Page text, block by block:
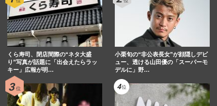
くら寿司、閉店間際の“ネタ大盛
り”写真が話題に「出会えたらラッ
キー」広報が明…
小栗旬の“非公表長女”が顔隠しデビ
ュー、透ける山田優の「スーパーモ
デルに」野…